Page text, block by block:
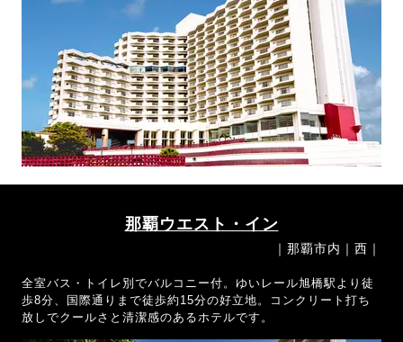
那覇ウエスト・イン
｜那覇市内｜西｜
全室バス・トイレ別でバルコニー付。ゆいレール旭橋駅より徒
歩8分、国際通りまで徒歩約15分の好立地。コンクリート打ち
放しでクールさと清潔感のあるホテルです。